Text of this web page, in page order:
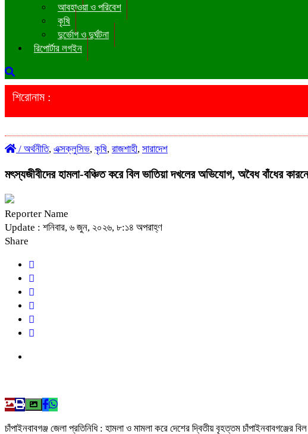
আবহাওয়া ও পরিবেশ
কৃষি
দুর্ভোগ ও দুর্ঘটনা
রিপোর্টার লগইন
শিরোনাম :
/ অর্থনীতি, এক্সক্লুসিভ, কৃষি, রাজশাহী, সারাদেশ
মৎস্যজীবীদের হামলা-বঞ্চিত করে বিল ভাতিয়া দখলের অভিযোগ, অবৈধ বাঁধের
Reporter Name
Update : শনিবার, ৬ জুন, ২০২৬, ৮:১৪ অপরাহ্ণ
Share
চাঁপাইনবাবগঞ্জ জেলা প্রতিনিধি : হামলা ও মামলা করে দেশের দ্বিতীয় বৃহত্তম